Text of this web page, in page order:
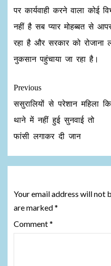
पर कार्यवाही करने वाला कोई
नहीं है सब प्यार मोहब्बत से
रहा है और सरकार को रोजाना
नुकसान पहुंचाया जा रहा है।
Previous
ससुरालियों से परेशान महिला कि
थाने में नहीं हुई सुनवाई तो
फांसी लगाकर दी जान
Your email address will not
are marked*
Comment*